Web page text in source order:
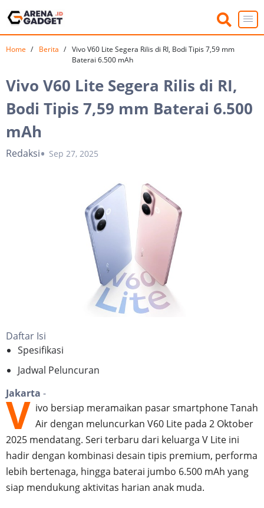
Home Berita
Vivo V60 Lite Segera Rilis di RI, Bodi Tipis 7,59 mm
Baterai 6.500 mAh
Vivo V60 Lite Segera Rilis di RI,
Bodi Tipis 7,59 mm Baterai 6.500
mAh
Redaksi Sep 27, 2025
Daftar Isi
Spesifikasi
Jadwal Peluncuran
Jakarta -
V ivo bersiap meramaikan pasar smartphone Tanah
Air dengan meluncurkan V60 Lite pada 2 Oktober
2025 mendatang. Seri terbaru dari keluarga V Lite ini
hadir dengan kombinasi desain tipis premium, performa
lebih bertenaga, hingga baterai jumbo 6.500 mAh yang
siap mendukung aktivitas harian anak muda.